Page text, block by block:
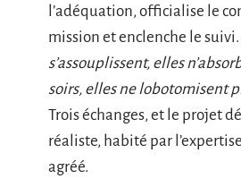
l’adéquation, officialise le
mission et enclenche le suivi.
s’assouplissent, elles
soirs, elles ne lobotomisent
Trois échanges, et le projet
réaliste, habité par
agréé.